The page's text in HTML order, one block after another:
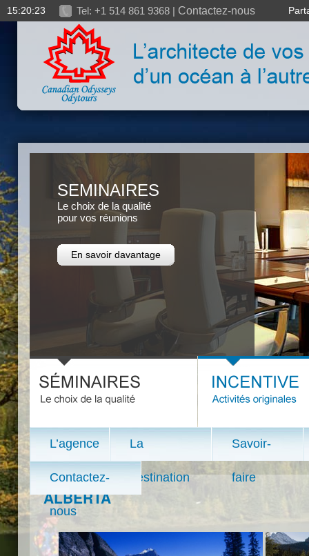
15:20:24 Tel: +1 514 861 9368 | Contactez-nous
SEMINAIRES
Le choix de la qualité
pour vos réunions
En savoir davantage
L’agence La
destination
Savoir-
faire
Contactez-
nous
ALBERTA